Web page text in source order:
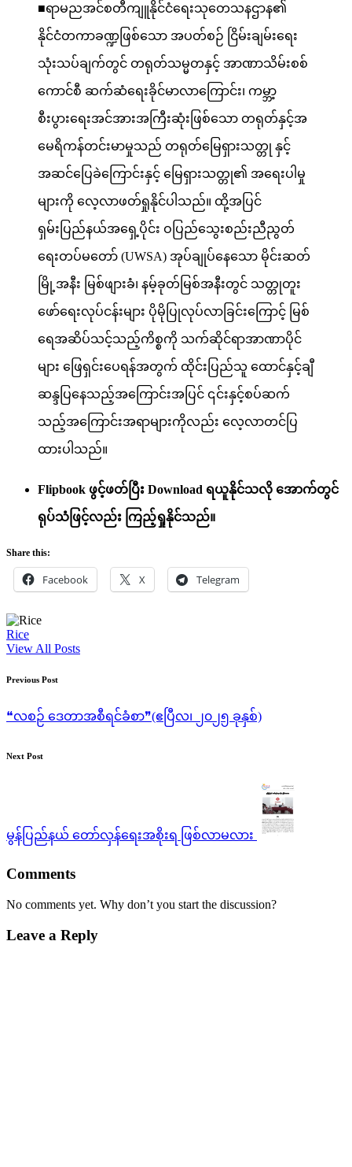
■ရာမညအင်စတီကျူနိုင်ငံ‌ရေးသုတေသနဌာန၏
နိုင်ငံတကာခဏ္ဍဖြစ်သော အပတ်စဉ် ငြိမ်းချမ်းရေး
သုံးသပ်ချက်တွင် တရုတ်သမ္မတနှင့် အာဏာသိမ်းစစ်
ကောင်စီ ဆက်ဆံရေးခိုင်မာလာကြောင်း၊ ကမ္ဘာ့
စီးပွားရေးအင်အားအကြီးဆုံးဖြစ်သော တရုတ်နှင့်အ
မေရိကန်တင်းမာမှုသည် တရုတ်မြေရှားသတ္တု နှင့်
အဆင်ပြေခဲကြောင်းနှင့် မြေရှားသတ္တု၏ အရေးပါမှု
များကို လေ့လာဖတ်ရှုနိုင်ပါသည်။ ထို့အပြင်
ရှမ်းပြည်နယ်အရှေ့ပိုင်း ဝပြည်သွေးစည်းညီညွတ်
ရေးတပ်မတော် (UWSA) အုပ်ချုပ်နေသော မိုင်းဆတ်
မြို့အနီး မြစ်ဖျားခံ၊ နမ့်ခုတ်မြစ်အနီးတွင် သတ္တုတူး
ဖော်ရေးလုပ်ငန်းများ ပိုမိုပြုလုပ်လာခြင်းကြောင့် မြစ်
ရေအဆိပ်သင့်သည့်ကိစ္စကို သက်ဆိုင်ရာအာဏာပိုင်
များ ဖြေရှင်းပေရန်အတွက် ထိုင်းပြည်သူ ထောင်နှင့်ချီ
ဆန္ဒပြနေသည့်အကြောင်းအပြင် ၎င်းနှင့်စပ်ဆက်
သည့်အကြောင်းအရာများကိုလည်း လေ့လာတင်ပြ
ထားပါသည်။
Flipbook ဖွင့်ဖတ်ပြီး ‌Download ရယူနိုင်သလို အောက်တွင်
ရုပ်သံဖြင့်လည်း ကြည့်ရှုနိုင်သည်။
Share this:
Facebook X Telegram
Rice
View All Posts
Post
navigation
Previous Post
❝လစဉ် ဒေတာအစီရင်ခံစာ❞(ဧပြီလ၊ ၂၀၂၅ ခုနှစ်)
Next Post
မွန်ပြည်နယ် တော်လှန်ရေးအစိုးရ ဖြစ်လာမလား
Comments
No comments yet. Why don’t you start the discussion?
Leave a Reply